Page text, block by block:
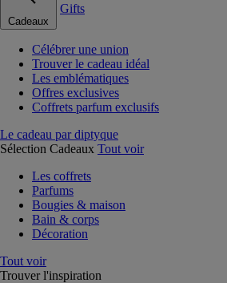
Cadeaux
Gifts
Célébrer une union
Trouver le cadeau idéal
Les emblématiques
Offres exclusives
Coffrets parfum exclusifs
Le cadeau par diptyque
Sélection Cadeaux Tout voir
Les coffrets
Parfums
Bougies & maison
Bain & corps
Décoration
Tout voir
Trouver l'inspiration